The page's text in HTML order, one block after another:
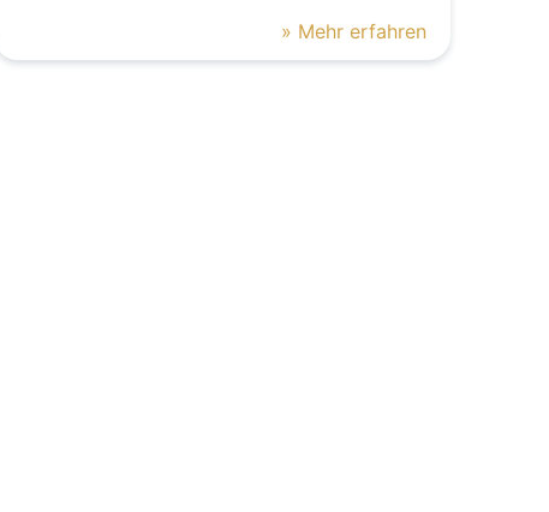
» Mehr erfahren